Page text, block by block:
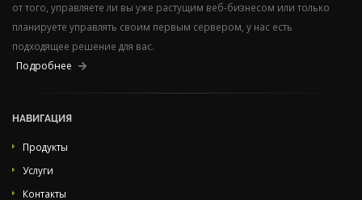
от того, управляете ли вы уже растущим веб-бизнесом или только
планируете управлять своим первым сервером, у нас есть
подходящее решение для вас.
Подробнее
НАВИГАЦИЯ
Продукты
Услуги
Контакты